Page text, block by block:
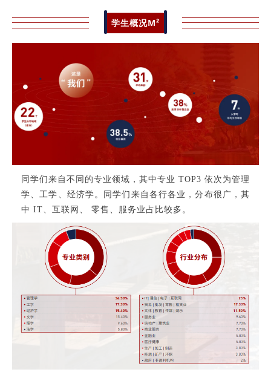
学生概况M²
同学们来自不同的专业领域，其中专业 TOP3 依次为管理
学、工学、经济学。同学们来自各行各业，分布很广，其
中 IT、互联网、 零售、服务业占比较多。